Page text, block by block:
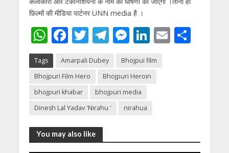
फ़िल्मों की मीडिया पार्टनर UNN media है ।
W
h
at
s
A
p
p
F
e
b
o
o
k
T
itt
er
T
e
gr
a
m
M
ss
e
n
g
Li
k
e
E S
Tags Amarpali Dubey
Bhojpui film
Bhojpuri Film Hero
Bhojpuri Heroin
bhojpuri khabar
bhojpuri media
Dinesh Lal Yadav 'Nirahu '
nirahua
You may also like